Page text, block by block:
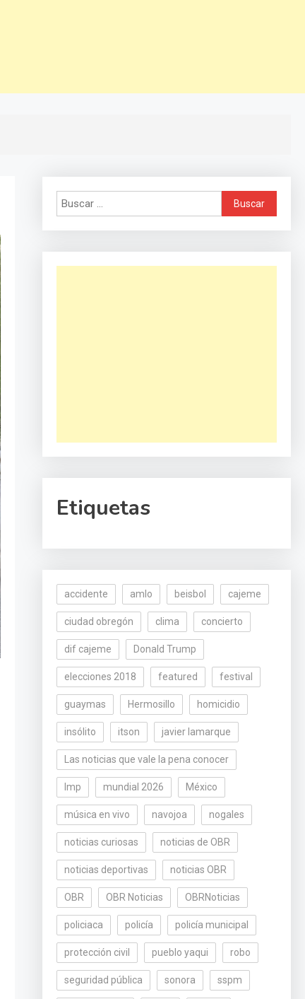
Buscar:
Etiquetas
accidente amlo beisbol cajeme
ciudad obregón clima concierto
dif cajeme Donald Trump
elecciones 2018 featured festival
guaymas Hermosillo homicidio
insólito itson javier lamarque
Las noticias que vale la pena conocer
lmp mundial 2026 México
música en vivo navojoa nogales
noticias curiosas noticias de OBR
noticias deportivas noticias OBR
OBR OBR Noticias OBRNoticias
policiaca policía policía municipal
protección civil pueblo yaqui robo
seguridad pública sonora sspm